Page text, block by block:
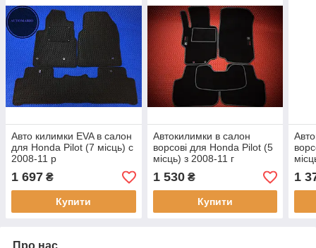
Авто килимки EVA в салон
для Honda Pilot (7 місць) c
2008-11 р
1 697 ₴
Купити
Автокилимки в салон
ворсові для Honda Pilot (5
місць) з 2008-11 г
1 530₴
Купити
1
Про нас